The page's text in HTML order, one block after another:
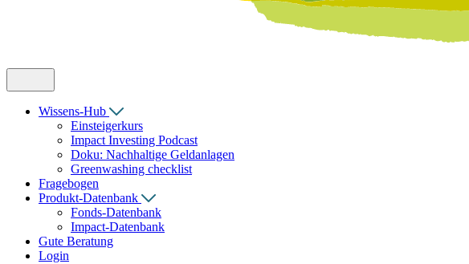
Wissens-Hub
Einsteigerkurs
Impact Investing Podcast
Doku: Nachhaltige Geldanlagen
Greenwashing checklist
Fragebogen
Produkt-Datenbank
Fonds-Datenbank
Impact-Datenbank
Gute Beratung
Login